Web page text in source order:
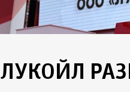
ЛУКОЙЛ